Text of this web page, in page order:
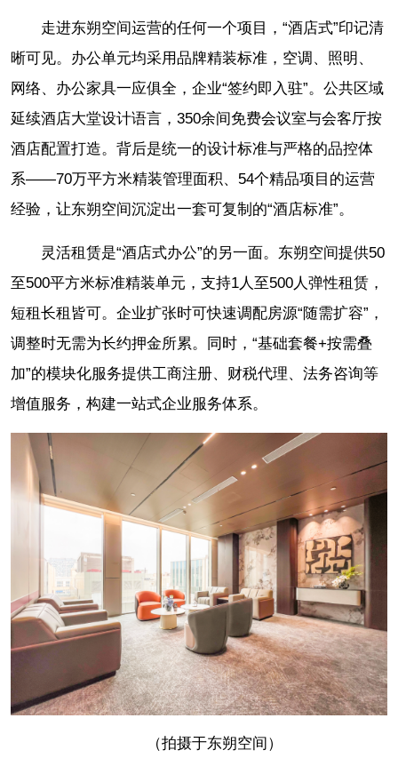
走进东朔空间运营的任何一个项目，“酒店式”印记清
晰可见。办公单元均采用品牌精装标准，空调、照明、
网络、办公家具一应俱全，企业“签约即入驻”。公共区域
延续酒店大堂设计语言，350余间免费会议室与会客厅按
酒店配置打造。背后是统一的设计标准与严格的品控体
系——70万平方米精装管理面积、54个精品项目的运营
经验，让东朔空间沉淀出一套可复制的“酒店标准”。
灵活租赁是“酒店式办公”的另一面。东朔空间提供50
至500平方米标准精装单元，支持1人至500人弹性租赁，
短租长租皆可。企业扩张时可快速调配房源“随需扩容”，
调整时无需为长约押金所累。同时，“基础套餐+按需叠
加”的模块化服务提供工商注册、财税代理、法务咨询等
增值服务，构建一站式企业服务体系。
（拍摄于东朔空间）